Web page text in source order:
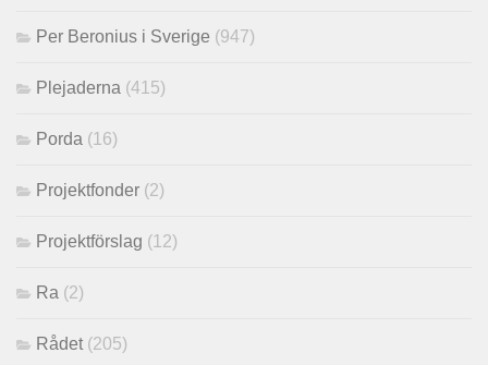
Per Beronius i Sverige (947)
Plejaderna (415)
Porda (16)
Projektfonder (2)
Projektförslag (12)
Ra (2)
Rådet (205)